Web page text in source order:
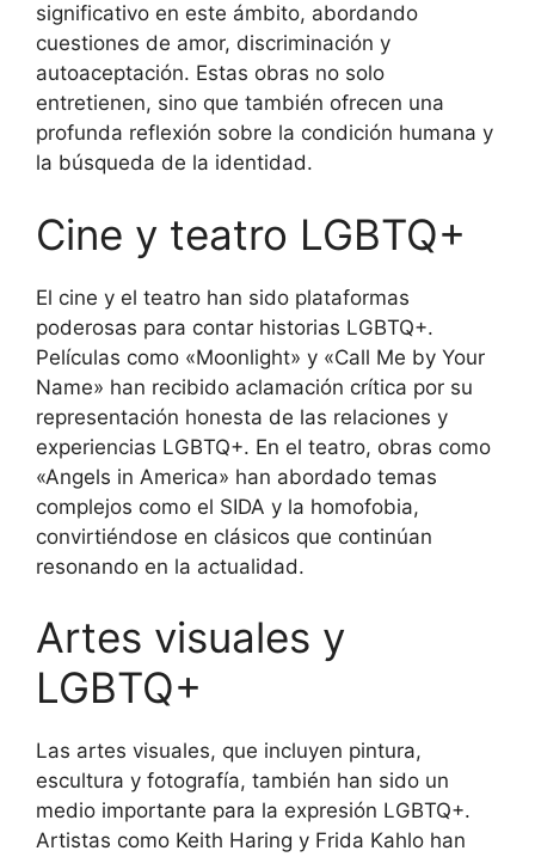
significativo en este ámbito, abordando
cuestiones de amor, discriminación y
autoaceptación. Estas obras no solo
entretienen, sino que también ofrecen una
profunda reflexión sobre la condición humana y
la búsqueda de la identidad.
Cine y teatro LGBTQ+
El cine y el teatro han sido plataformas
poderosas para contar historias LGBTQ+.
Películas como «Moonlight» y «Call Me by Your
Name» han recibido aclamación crítica por su
representación honesta de las relaciones y
experiencias LGBTQ+. En el teatro, obras como
«Angels in America» han abordado temas
complejos como el SIDA y la homofobia,
convirtiéndose en clásicos que continúan
resonando en la actualidad.
Artes visuales y
LGBTQ+
Las artes visuales, que incluyen pintura,
escultura y fotografía, también han sido un
medio importante para la expresión LGBTQ+.
Artistas como Keith Haring y Frida Kahlo han